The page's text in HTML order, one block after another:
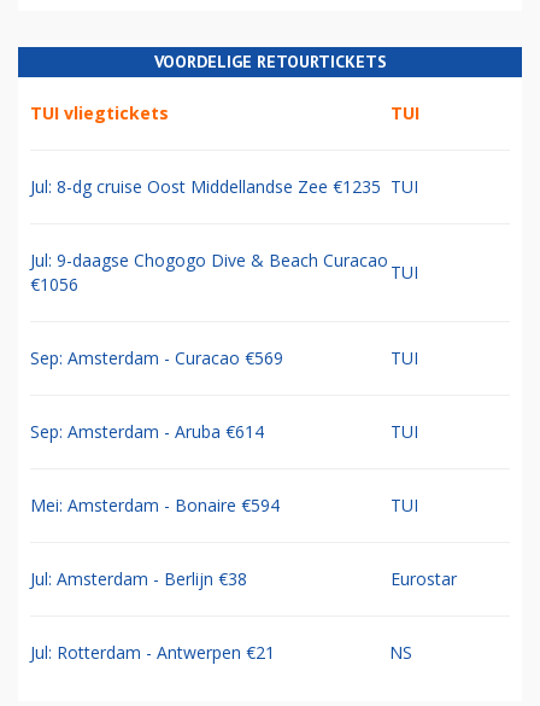
VOORDELIGE RETOURTICKETS
TUI vliegtickets TUI
Jul: 8-dg cruise Oost Middellandse Zee €1235 TUI
Jul: 9-daagse Chogogo Dive & Beach Curacao
€1056
TUI
Sep: Amsterdam - Curacao €569 TUI
Sep: Amsterdam - Aruba €614 TUI
Mei: Amsterdam - Bonaire €594 TUI
Jul: Amsterdam - Berlijn €38 Eurostar
Jul: Rotterdam - Antwerpen €21 NS